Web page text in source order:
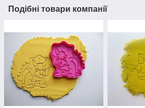
Подібні товари компанії